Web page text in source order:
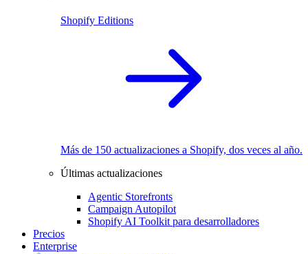
Shopify Editions
Más de 150 actualizaciones a Shopify, dos veces al año.
Últimas actualizaciones
Agentic Storefronts
Campaign Autopilot
Shopify AI Toolkit para desarrolladores
Precios
Enterprise